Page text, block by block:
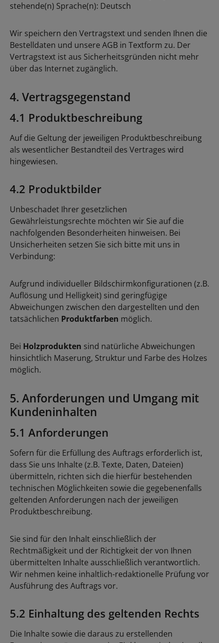
stehende(n) Sprache(n): Deutsch
Wir speichern den Vertragstext und senden Ihnen die
Bestelldaten und unsere AGB in Textform zu. Der
Vertragstext ist aus Sicherheitsgründen nicht mehr
über das Internet zugänglich.
4. Vertragsgegenstand
4.1 Produktbeschreibung
Auf die Geltung der jeweiligen Produktbeschreibung
als wesentlicher Bestandteil des Vertrages wird
hingewiesen.
4.2 Produktbilder
Unbeschadet Ihrer gesetzlichen
Gewährleistungsrechte möchten wir Sie auf die
nachfolgenden Besonderheiten hinweisen. Bei
Unsicherheiten setzen Sie sich bitte mit uns in
Verbindung:
Aufgrund individueller Bildschirmkonfigurationen (z.B.
Auflösung und Helligkeit) sind geringfügige
Abweichungen zwischen den dargestellten und den
tatsächlichen Produktfarben möglich.
Bei Holzprodukten sind natürliche Abweichungen
hinsichtlich Maserung, Struktur und Farbe des Holzes
möglich.
5. Anforderungen und Umgang mit
Kundeninhalten
5.1 Anforderungen
Sofern für die Erfüllung des Auftrags erforderlich ist,
dass Sie uns Inhalte (z.B. Texte, Daten, Dateien)
übermitteln, richten sich die hierfür bestehenden
technischen Möglichkeiten sowie die gegebenenfalls
geltenden Anforderungen nach der jeweiligen
Produktbeschreibung.
Sie sind für den Inhalt einschließlich der
Rechtmäßigkeit und der Richtigkeit der von Ihnen
übermittelten Inhalte ausschließlich verantwortlich.
Wir nehmen keine inhaltlich-redaktionelle Prüfung vor
Ausführung des Auftrags vor.
5.2 Einhaltung des geltenden Rechts
Die Inhalte sowie die daraus zu erstellenden